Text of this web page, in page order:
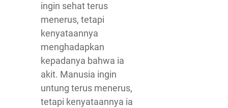
ingin sehat terus
menerus, tetapi
kenyataannya
menghadapkan
kepadanya bahwa ia
akit. Manusia ingin
untung terus menerus,
tetapi kenyataannya ia